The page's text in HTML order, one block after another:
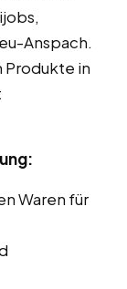
Anspach.
Produkte in
Waren für